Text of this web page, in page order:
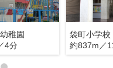
稚園
4分
袋町小学校
約837m／